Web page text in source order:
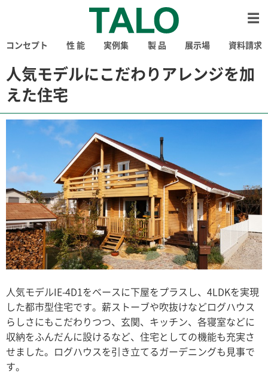
コンセプト 性 能 実例集 製 品 展示場 資料請求
人気モデルにこだわりアレンジを加
えた住宅
人気モデルIE-4D1をベースに下屋をプラスし、4LDKを実現
した都市型住宅です。薪ストーブや吹抜けなどログハウス
らしさにもこだわりつつ、玄関、キッチン、各寝室などに
収納をふんだんに設けるなど、住宅としての機能も充実さ
せました。ログハウスを引き立てるガーデニングも見事で
す。